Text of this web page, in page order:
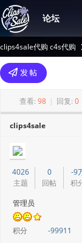
论坛
clips4sale代购 c4s代购
>
查看: 98 | 回复: 0
clips4sale
4026
主题
0
回帖
-9
积
管理员
积分
-99911